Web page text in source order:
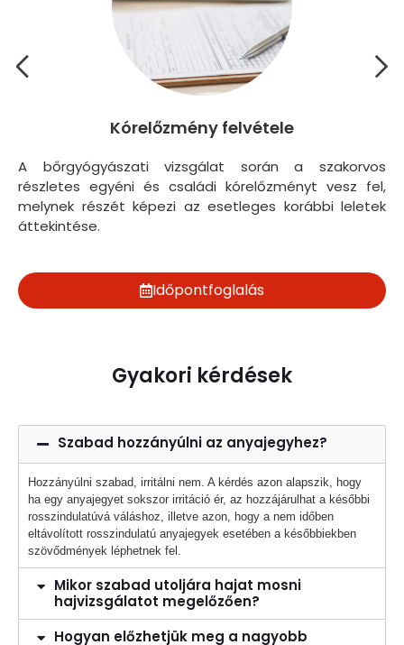
Kórelőzmény felvétele
A bőrgyógyászati vizsgálat során a szakorvos
részletes egyéni és családi kórelőzményt vesz fel,
melynek részét képezi az esetleges korábbi leletek
áttekintése.
Időpontfoglalás
Gyakori kérdések
Szabad hozzányúlni az anyajegyhez?
Hozzányúlni szabad, irritálni nem. A kérdés azon alapszik, hogy
ha egy anyajegyet sokszor irritáció ér, az hozzájárulhat a későbbi
rosszindulatúvá váláshoz, illetve azon, hogy a nem időben
eltávolított rosszindulatú anyajegyek esetében a későbbiekben
szövődmények léphetnek fel.
Mikor szabad utoljára hajat mosni
hajvizsgálatot megelőzően?
Hogyan előzhetjük meg a nagyobb